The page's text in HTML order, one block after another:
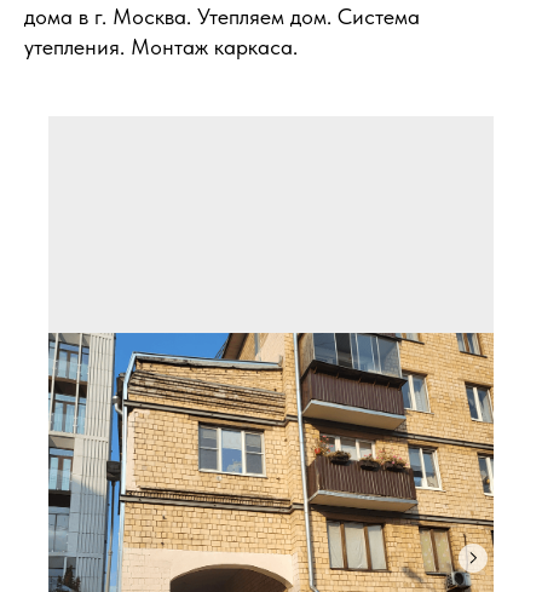
дома в г. Москва. Утепляем дом. Система
утепления. Монтаж каркаса.